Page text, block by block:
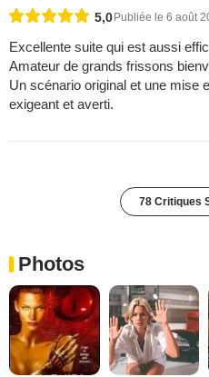
5,0Publiée le 6 août
Excellente suite qui est aussi
Amateur de grands frissons
Un scénario original et une mise
exigeant et averti.
78 Critiques
Photos